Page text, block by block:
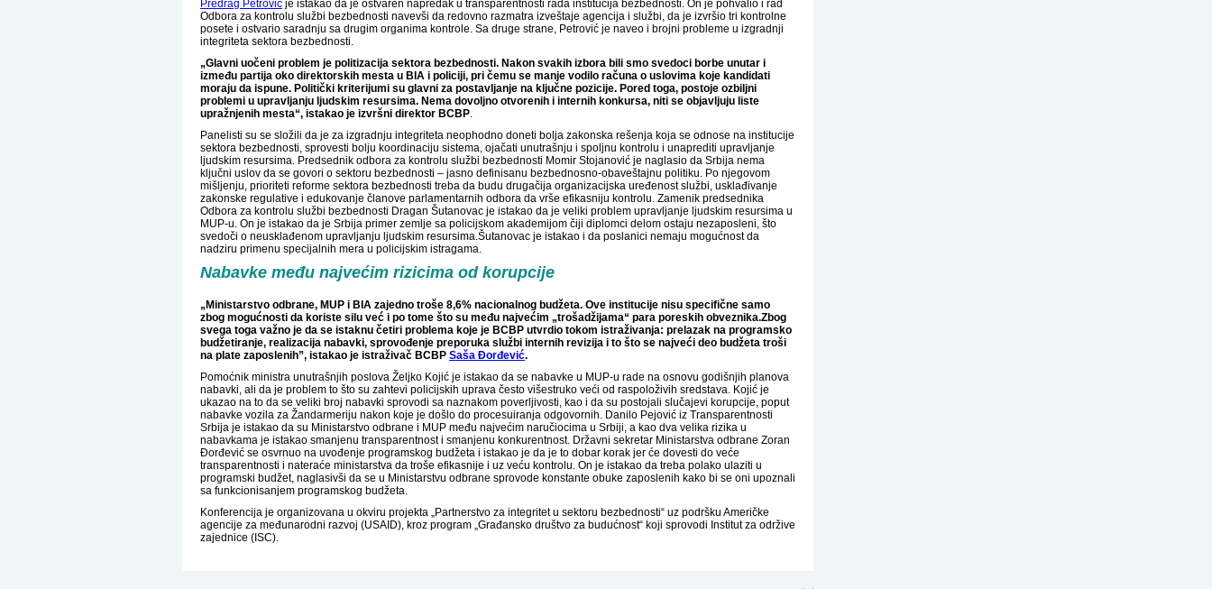
Predrag Petrović je istakao da je ostvaren napredak u transparentnosti rada institucija bezbednosti. On je pohvalio i rad
Odbora za kontrolu službi bezbednosti navevši da redovno razmatra izveštaje agencija i službi, da je izvršio tri kontrolne
posete i ostvario saradnju sa drugim organima kontrole. Sa druge strane, Petrović je naveo i brojni probleme u izgradnji
integriteta sektora bezbednosti.
„Glavni uočeni problem je politizacija sektora bezbednosti. Nakon svakih izbora bili smo svedoci borbe unutar i
između partija oko direktorskih mesta u BIA i policiji, pri čemu se manje vodilo računa o uslovima koje kandidati
moraju da ispune. Politički kriterijumi su glavni za postavljanje na ključne pozicije. Pored toga, postoje ozbiljni
problemi u upravljanju ljudskim resursima. Nema dovoljno otvorenih i internih konkursa, niti se objavljuju liste
upražnjenih mesta“, istakao je izvršni direktor BCBP
Panelisti su se složili da je za izgradnju integriteta neophodno doneti bolja zakonska rešenja koja se odnose na institucije
sektora bezbednosti, sprovesti bolju koordinaciju sistema, ojačati unutrašnju i spoljnu kontrolu i unaprediti upravljanje
ljudskim resursima. Predsednik odbora za kontrolu službi bezbednosti Momir Stojanović je naglasio da Srbija nema
ključni uslov da se govori o sektoru bezbednosti – jasno definisanu bezbednosno-obaveštajnu politiku. Po njegovom
mišljenju, prioriteti reforme sektora bezbednosti treba da budu drugačija organizacijska uređenost službi, usklađivanje
zakonske regulative i edukovanje članove parlamentarnih odbora da vrše efikasniju kontrolu. Zamenik predsednika
Odbora za kontrolu službi bezbednosti Dragan Šutanovac je istakao da je veliki problem upravljanje ljudskim resursima u
MUP-u. On je istakao da je Srbija primer zemlje sa policijskom akademijom čiji diplomci delom ostaju nezaposleni, što
svedoči o neusklađenom upravljanju ljudskim resursima.Šutanovac je istakao i da poslanici nemaju mogućnost da
nadziru primenu specijalnih mera u policijskim istragama.
Nabavke među najvećim rizicima od korupcije
„Ministarstvo odbrane, MUP i BIA zajedno troše 8,6% nacionalnog budžeta. Ove institucije nisu specifične samo
zbog mogućnosti da koriste silu već i po tome što su među najvećim „trošadžijama“ para poreskih obveznika.Zbog
svega toga važno je da se istaknu četiri problema koje je BCBP utvrdio tokom istraživanja: prelazak na programsko
budžetiranje, realizacija nabavki, sprovođenje preporuka službi internih revizija i to što se najveći deo budžeta troši
na plate zaposlenih”, istakao je istraživač BCBP Saša Đorđević.
Pomoćnik ministra unutrašnjih poslova Željko Kojić je istakao da se nabavke u MUP-u rade na osnovu godišnjih planova
nabavki, ali da je problem to što su zahtevi policijskih uprava često višestruko veći od raspoloživih sredstava. Kojić je
ukazao na to da se veliki broj nabavki sprovodi sa naznakom poverljivosti, kao i da su postojali slučajevi korupcije, poput
nabavke vozila za Žandarmeriju nakon koje je došlo do procesuiranja odgovornih. Danilo Pejović iz Transparentnosti
Srbija je istakao da su Ministarstvo odbrane i MUP među najvećim naručiocima u Srbiji, a kao dva velika rizika u
nabavkama je istakao smanjenu transparentnost i smanjenu konkurentnost. Državni sekretar Ministarstva odbrane Zoran
Đorđević se osvrnuo na uvođenje programskog budžeta i istakao je da je to dobar korak jer će dovesti do veće
transparentnosti i nateraće ministarstva da troše efikasnije i uz veću kontrolu. On je istakao da treba polako ulaziti u
programski budžet, naglasivši da se u Ministarstvu odbrane sprovode konstante obuke zaposlenih kako bi se oni upoznali
sa funkcionisanjem programskog budžeta.
Konferencija je organizovana u okviru projekta „Partnerstvo za integritet u sektoru bezbednosti“ uz podršku Američke
agencije za međunarodni razvoj (USAID), kroz program „Građansko društvo za budućnost“ koji sprovodi Institut za održive
zajednice (ISC).